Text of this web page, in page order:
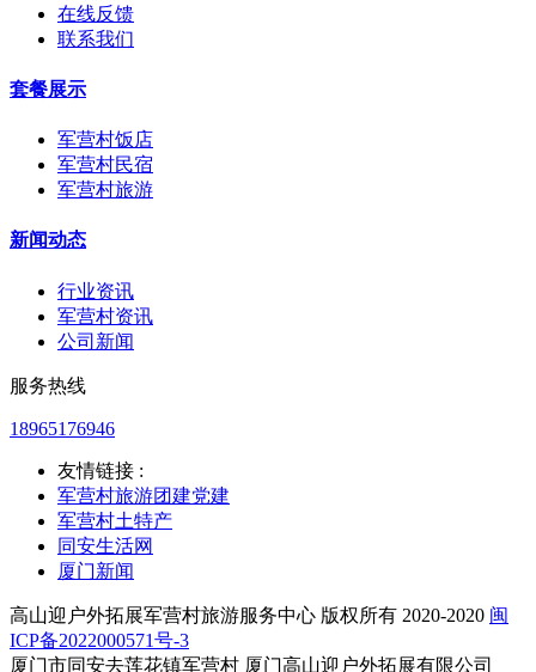
在线反馈
联系我们
套餐展示
军营村饭店
军营村民宿
军营村旅游
新闻动态
行业资讯
军营村资讯
公司新闻
服务热线
18965176946
友情链接 :
军营村旅游团建党建
军营村土特产
同安生活网
厦门新闻
高山迎户外拓展军营村旅游服务中心 版权所有 2020-2020 闽
ICP备2022000571号-3
厦门市同安去莲花镇军营村 厦门高山迎户外拓展有限公司